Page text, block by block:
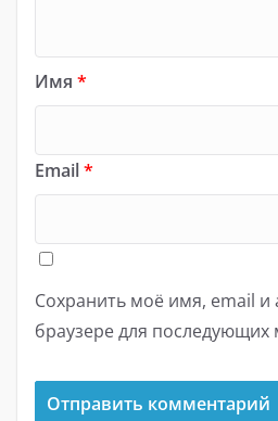
Имя *
Email*
Сохранить моё имя, email и
браузере для